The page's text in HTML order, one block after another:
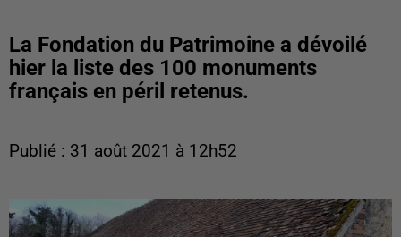
La Fondation du Patrimoine a dévoilé
hier la liste des 100 monuments
français en péril retenus.
Publié : 31 août 2021 à 12h52